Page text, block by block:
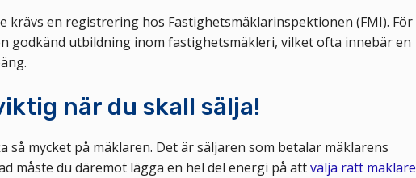
krävs en registrering hos Fastighetsmäklarinspektionen (FMI). För
godkänd utbildning inom fastighetsmäkleri, vilket ofta innebär en
när du skall sälja!
mycket på mäklaren. Det är säljaren som betalar mäklarens
måste du däremot lägga en hel del energi på attvälja rätt mäklare